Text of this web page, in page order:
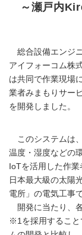
～瀬戸内
総合設備エンジ
アイフォーコム株
は共同で作業現場
業者みまもりサービ
を開発しました。
このシステムは
温度・湿度などの
IoTを活用した作
日本最大級の太陽
電所」の電気工事
開発に当たり、
※1を採用すること